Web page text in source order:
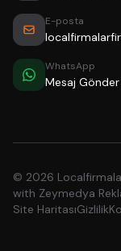
E-posta
WhatsApp
Mesaj Gönder
© 2026 Localfirmalar
with Zeymedya
Site HaritasıGizlilik